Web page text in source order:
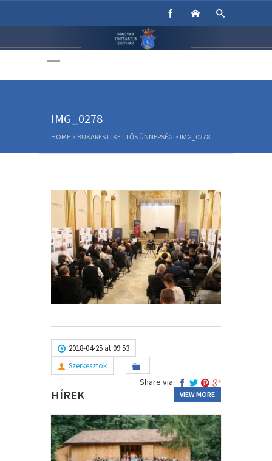
Unitárius Egyház
IMG_0278
HOME > BUKARESTI KETTŐS ÜNNEPSÉG > IMG_0278
2018-04-25 at 09:53
Szerkesztok
Share via:
HÍREK VIEW MORE